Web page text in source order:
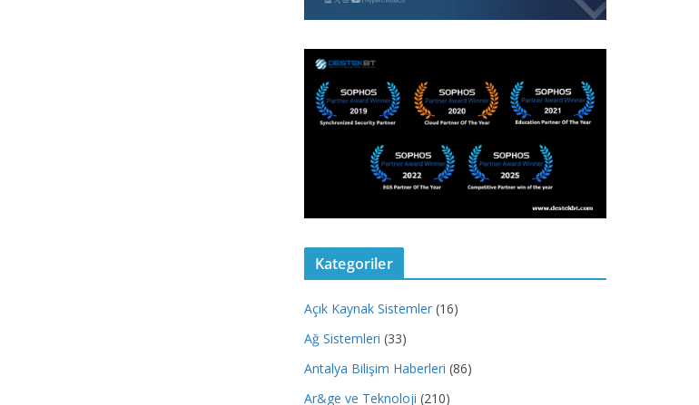
Kategoriler
Açık Kaynak Sistemler (16)
Ağ Sistemleri (33)
Antalya Bilişim Haberleri (86)
Ar&ge ve Teknoloji (210)